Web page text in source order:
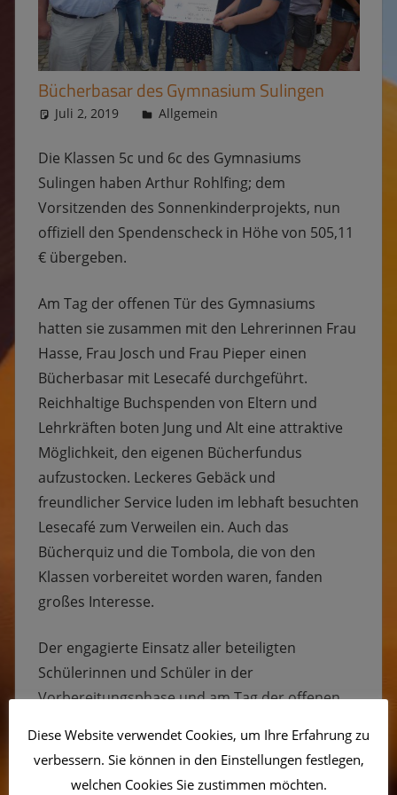
Bücherbasar des Gymnasium Sulingen
Juli 2, 2019 Ulrike
Allgemein
Die Klassen 5c und 6c des Gymnasiums
Sulingen haben Arthur Rohlfing; dem
Vorsitzenden des Sonnenkinderprojekts, nun
offiziell den Spendenscheck in Höhe von 505,11
€ übergeben.
Am Tag der offenen Tür des Gymnasiums
hatten sie zusammen mit den Lehrerinnen Frau
Hasse, Frau Josch und Frau Pieper einen
Bücherbasar mit Lesecafé durchgeführt.
Reichhaltige Buchspenden von Eltern und
Lehrkräften boten Jung und Alt eine attraktive
Möglichkeit, den eigenen Bücherfundus
aufzustocken. Leckeres Gebäck und
freundlicher Service luden im lebhaft besuchten
Lesecafé zum Verweilen ein. Auch das
Bücherquiz und die Tombola, die von den
Klassen vorbereitet worden waren, fanden
großes Interesse.
Der engagierte Einsatz aller beteiligten
Schülerinnen und Schüler in der
Vorbereitungsphase und am Tag der offenen
finanziellen Erfolg dieser Aktion gewesen.
Diese Website verwendet Cookies, um Ihre Erfahrung zu
verbessern. Sie können in den Einstellungen festlegen,
welchen Cookies Sie zustimmen möchten.